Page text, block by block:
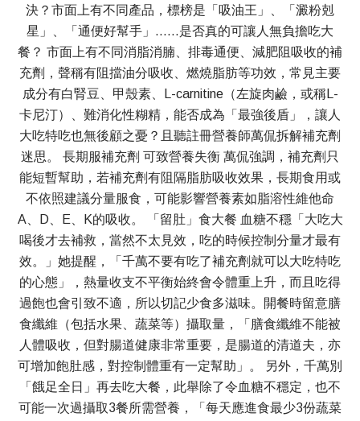
決？市面上有不同產品，標榜是「吸油王」、「澱粉剋
星」、「通便好幫手」……是否真的可讓人無負擔吃大
餐？ 市面上有不同消脂消腩、排毒通便、減肥阻吸收的補
充劑，聲稱有阻擋油分吸收、燃燒脂肪等功效，常見主要
成分有白腎豆、甲殼素、L-carnitine（左旋肉鹼，或稱L-
卡尼汀）、難消化性糊精，能否成為「最強後盾」，讓人
大吃特吃也無後顧之憂？且聽註冊營養師萬侃拆解補充劑
迷思。 長期服補充劑 可致營養失衡 萬侃強調，補充劑只
能短暫幫助，若補充劑有阻隔脂肪吸收效果，長期食用或
不依照建議分量服食，可能影響營養素如脂溶性維他命
A、D、E、K的吸收。 「留肚」食大餐 血糖不穩「大吃大
喝後才去補救，當然不太見效，吃的時候控制分量才最有
效。」她提醒，「千萬不要有吃了補充劑就可以大吃特吃
的心態」，熱量收支不平衡始終會令體重上升，而且吃得
過飽也會引致不適，所以切記少食多滋味。開餐時留意膳
食纖維（包括水果、蔬菜等）攝取量，「膳食纖維不能被
人體吸收，但對腸道健康非常重要，是腸道的清道夫，亦
可增加飽肚感，對控制體重有一定幫助」。 另外，千萬別
「餓足全日」再去吃大餐，此舉除了令血糖不穩定，也不
可能一次過攝取3餐所需營養，「每天應進食最少3份蔬菜